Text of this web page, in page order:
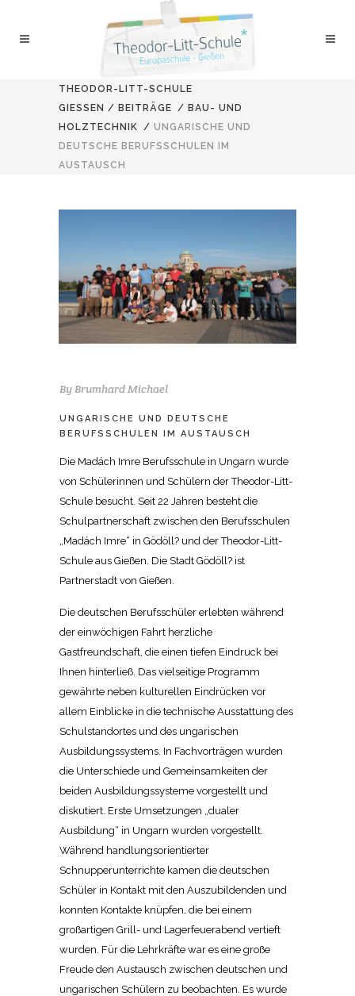
THEODOR-LITT-SCHULE
GIESSEN
/ BEITRÄGE / BAU- UND
HOLZTECHNIK / UNGARISCHE UND
DEUTSCHE BERUFSSCHULEN IM
AUSTAUSCH
By Brumhard Michael
UNGARISCHE UND DEUTSCHE
BERUFSSCHULEN IM AUSTAUSCH
Die Madách Imre Berufsschule in Ungarn wurde
von Schülerinnen und Schülern der Theodor-Litt-
Schule besucht. Seit 22 Jahren besteht die
Schulpartnerschaft zwischen den Berufsschulen
„Madách Imre“ in Gödöll? und der Theodor-Litt-
Schule aus Gießen. Die Stadt Gödöll? ist
Partnerstadt von Gießen.
Die deutschen Berufsschüler erlebten während
der einwöchigen Fahrt herzliche
Gastfreundschaft, die einen tiefen Eindruck bei
Ihnen hinterließ. Das vielseitige Programm
gewährte neben kulturellen Eindrücken vor
allem Einblicke in die technische Ausstattung des
Schulstandortes und des ungarischen
Ausbildungssystems. In Fachvorträgen wurden
die Unterschiede und Gemeinsamkeiten der
beiden Ausbildungssysteme vorgestellt und
diskutiert. Erste Umsetzungen „dualer
Ausbildung“ in Ungarn wurden vorgestellt.
Während handlungsorientierter
Schnupperunterrichte kamen die deutschen
Schüler in Kontakt mit den Auszubildenden und
konnten Kontakte knüpfen, die bei einem
großartigen Grill- und Lagerfeuerabend vertieft
wurden. Für die Lehrkräfte war es eine große
Freude den Austausch zwischen deutschen und
ungarischen Schülern zu beobachten. Es wurde